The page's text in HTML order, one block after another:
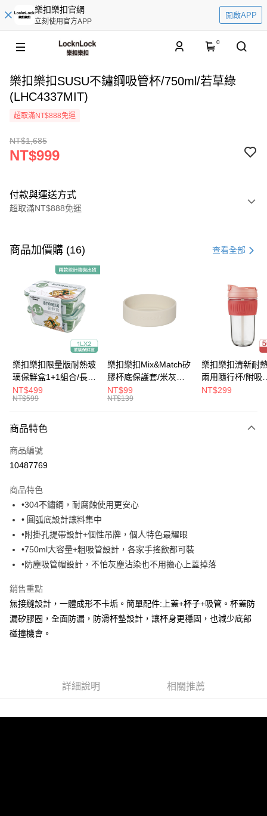
樂扣樂扣官網
立刻使用官方APP
開啟APP
0
樂扣樂扣SUSU不鏽鋼吸管杯/750ml/若草綠
(LHC4337MIT)
超取滿NT$888免運
NT$1,685
NT$999
付款與運送方式
超取滿NT$888免運
信用卡一次付款
Apple Pay
街口支付
大哥付你分期
相關說明
【大哥付你分期使用說明】
1.本服務由台灣大哥大提供，台灣大哥大用戶可立即使用無須另外申請。
成交易。
4.訂單成立30分鐘內，如未前往確認交易或遇審核未通過，訂單將自動取
消。如遇「轉專審核」未通過狀況，表示未達大哥付你分期系統評分，恕無
1.分期款項不併入電信帳單，「大哥付你分期」於每月結算日後寄送繳費提
醒簡訊。
2.透過簡訊連結打開帳單後，可選擇「超商條碼／台灣大直營門市／銀行轉
帳／街口支付／iPASS MONEY」等通路繳費。
【注意事項】
1.本服務係由「台灣大哥大股份有限公司」（以下簡稱本公司）所提供，讓
用戶於交易時，得透過本服務購買商品或服務，並由商店將買賣／分期付款
2.基於同意付款使用「大哥付你分期」之契約關係目的，商店將以您的個人
資料（包含姓名、電話或地址）提供予台灣大哥大進項蒐集、處理及利用，
3.完整用戶服務條款，請詳閱以下連結： https://oppay.tw/userRule
ATM付款
運送方式
付款後全家取貨
每筆NT$80，滿NT$888(含以上)免運費
每筆NT$80，滿NT$888(含以上)免運費
宅配
每筆NT$120，滿NT$1,000(含以上)免運費
商品加價購 (16) 查看全部
樂扣樂扣限量版耐熱玻
璃保鮮盒1+1組合/長方
形/1L(LLG445KKSP2-
01)
NT$499
NT$599
樂扣樂扣Mix&Match矽
膠杯底保護套/米灰
(BOTTOM-
LHC4343BEG)
NT$99
NT$139
樂扣樂扣清新耐
兩用隨行杯/附吸
管/500ml/粉
NT$299
商品特色
商品編號
10487769
商品特色
•304不鏽鋼，耐腐蝕使用更安心
• 圓弧底設計讓料集中
•附掛孔提帶設計+個性吊牌，個人特色最耀眼
•750ml大容量+粗吸管設計，各家手搖飲都可裝
•防塵吸管帽設計，不怕灰塵沾染也不用擔心上蓋掉落
銷售重點
無接縫設計，一體成形不卡垢。簡單配件:上蓋+杯子+吸管。杯蓋防
漏矽膠圈，全面防漏，防滑杯墊設計，讓杯身更穩固，也減少底部
碰撞機會。
詳細說明 相關推薦